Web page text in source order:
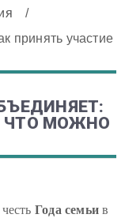
/
принять участие
ЧТО МОЖНО
Года семьи в